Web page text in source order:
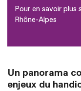
Pour en savoir plus
Rhône-Alpes
Un panorama
enjeux du